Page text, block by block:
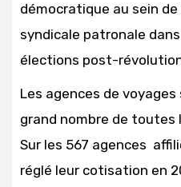
démocratique au sein
syndicale patronale
élections post-révolution
Les agences de
grand nombre de toutes
Sur les 567 agences
réglé leur cotisation en